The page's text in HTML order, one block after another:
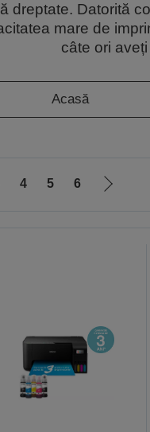
dreptate. Datorită
mare de
câte ori
Acasă
4 5 6
Mergi